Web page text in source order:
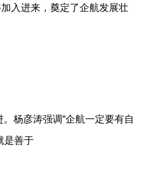
入进来，奠定了企航发展壮
杨彦涛强调“企航一定要有自
是善于